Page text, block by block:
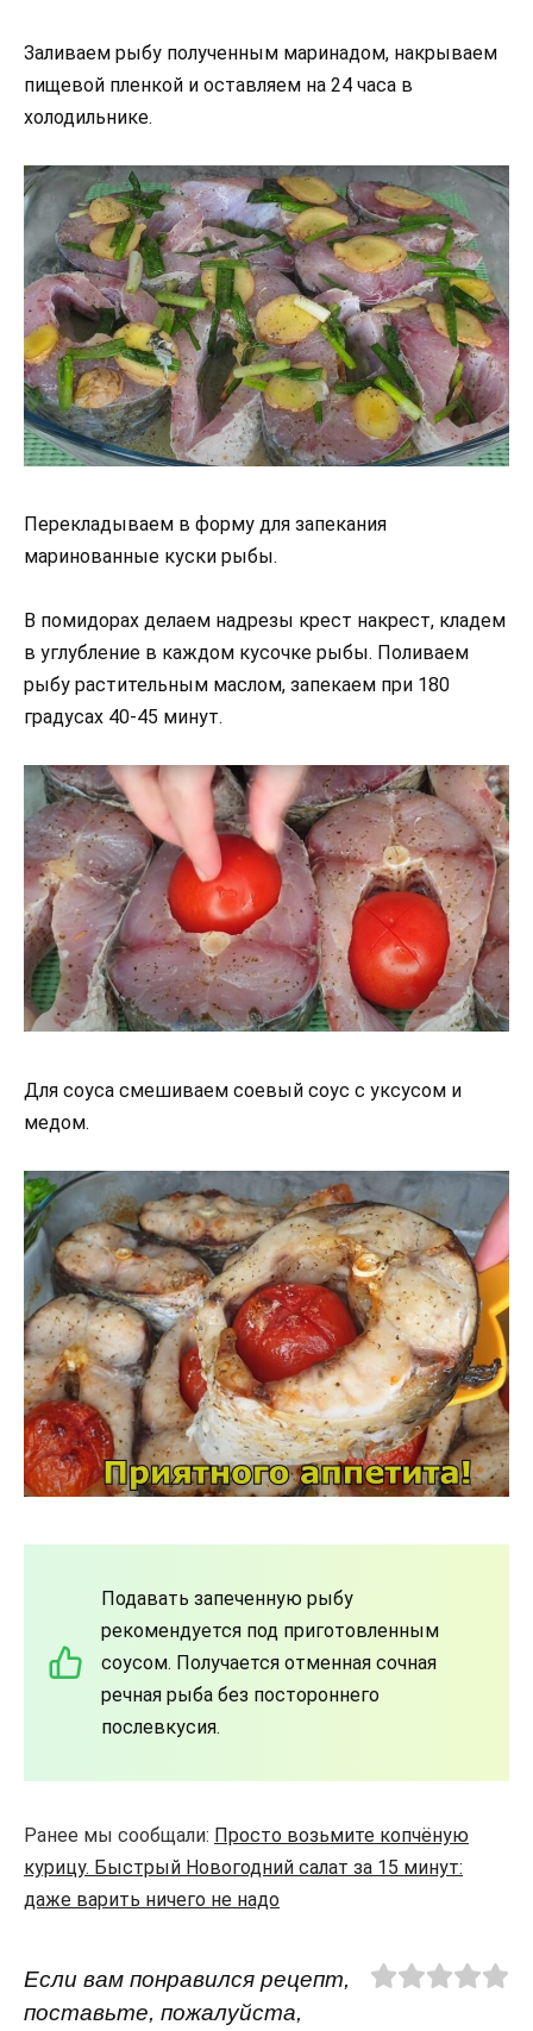
Заливаем рыбу полученным маринадом, накрываем
пищевой пленкой и оставляем на 24 часа в
холодильнике.
Перекладываем в форму для запекания
маринованные куски рыбы.
В помидорах делаем надрезы крест накрест, кладем
в углубление в каждом кусочке рыбы. Поливаем
рыбу растительным маслом, запекаем при 180
градусах 40-45 минут.
Для соуса смешиваем соевый соус с уксусом и
медом.
Подавать запеченную рыбу
рекомендуется под приготовленным
соусом. Получается отменная сочная
речная рыба без постороннего
послевкусия.
Ранее мы сообщали: Просто возьмите копчёную
курицу. Быстрый Новогодний салат за 15 минут:
даже варить ничего не надо
Если вам понравился рецепт,
поставьте, пожалуйста,